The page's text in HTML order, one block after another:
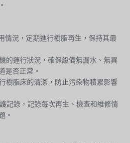
情況，定期進行樹脂再生，保持其最
的運行狀況，確保設備無漏水、無異
是否正常。
樹脂床的清潔，防止污染物積累影響
記錄，記錄每次再生、檢查和維修情
。